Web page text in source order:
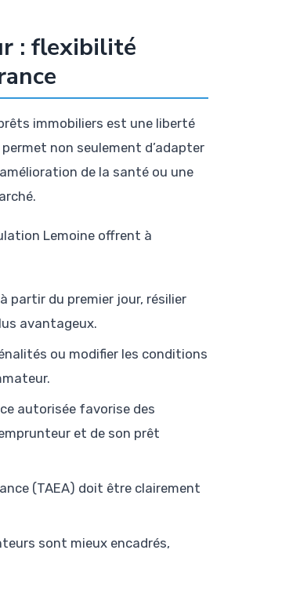
: flexibilité
immobiliers est une liberté
non seulement d’adapter
de la santé ou une
Lemoine offrent à
partir du premier jour, résilier
avantageux.
ou modifier les conditions
autorisée favorise des
et de son prêt
(TAEA) doit être clairement
sont mieux encadrés,